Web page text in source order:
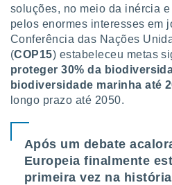
soluções, no meio da inércia
pelos enormes interesses em
Conferência das Nações
(COP15) estabeleceu metas
proteger 30% da
biodiversidade marinha até
longo prazo até 2050.
Após um debate
Europeia finalmente
primeira vez na